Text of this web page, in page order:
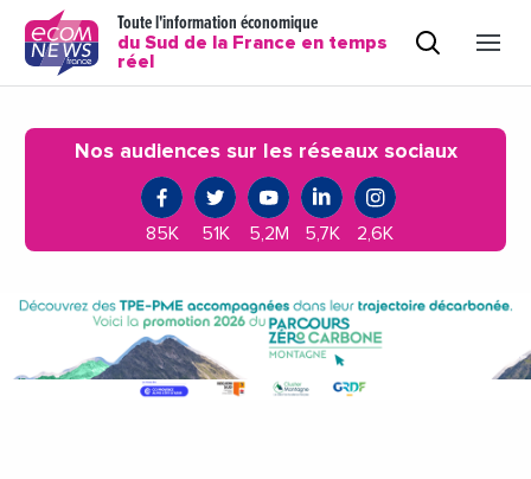
Toute l'information économique
du Sud de la France en temps
réel
Nos audiences sur les réseaux sociaux
85K 51K 5,2M 5,7K 2,6K